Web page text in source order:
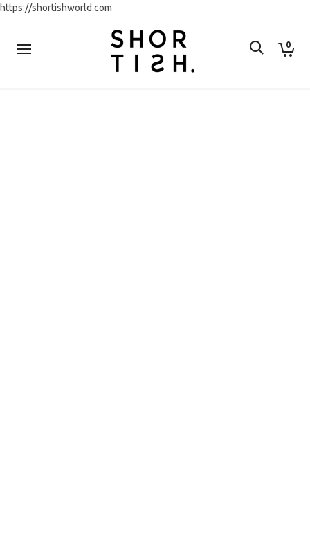
https://shortishworld.com
0